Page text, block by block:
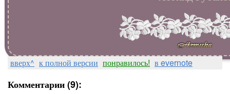
вверх^ к полной версии понравилось! в evernote
Комментарии (9):